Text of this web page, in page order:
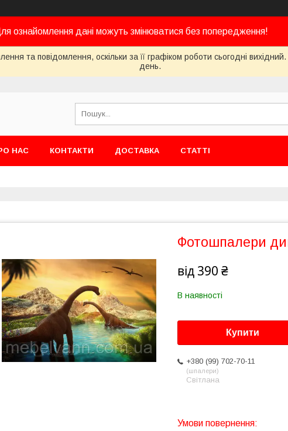
ознайомлення дані можуть змінюватися без попередження!
та повідомлення, оскільки за її графіком роботи сьогодні
день.
НАС КОНТАКТИ ДОСТАВКА СТАТТІ
Фотошпалери
від 390 ₴
В наявності
Купити
+380 (99) 702-70-11
шпалери
Світлана